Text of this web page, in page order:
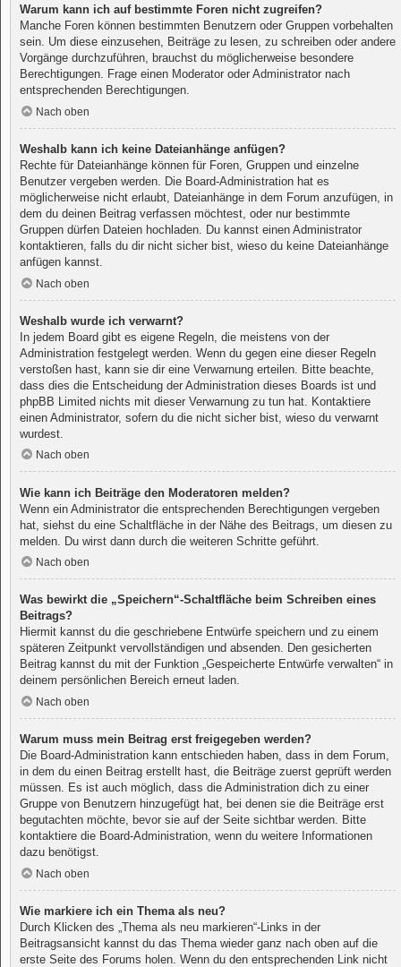
Warum kann ich auf bestimmte Foren nicht zugreifen?
Manche Foren können bestimmten Benutzern oder Gruppen vorbehalten
sein. Um diese einzusehen, Beiträge zu lesen, zu schreiben oder andere
Vorgänge durchzuführen, brauchst du möglicherweise besondere
Berechtigungen. Frage einen Moderator oder Administrator nach
entsprechenden Berechtigungen.
Nach oben
Weshalb kann ich keine Dateianhänge anfügen?
Rechte für Dateianhänge können für Foren, Gruppen und einzelne
Benutzer vergeben werden. Die Board-Administration hat es
möglicherweise nicht erlaubt, Dateianhänge in dem Forum anzufügen, in
dem du deinen Beitrag verfassen möchtest, oder nur bestimmte
Gruppen dürfen Dateien hochladen. Du kannst einen Administrator
kontaktieren, falls du dir nicht sicher bist, wieso du keine Dateianhänge
anfügen kannst.
Nach oben
Weshalb wurde ich verwarnt?
In jedem Board gibt es eigene Regeln, die meistens von der
Administration festgelegt werden. Wenn du gegen eine dieser Regeln
verstoßen hast, kann sie dir eine Verwarnung erteilen. Bitte beachte,
dass dies die Entscheidung der Administration dieses Boards ist und
phpBB Limited nichts mit dieser Verwarnung zu tun hat. Kontaktiere
einen Administrator, sofern du die nicht sicher bist, wieso du verwarnt
wurdest.
Nach oben
Wie kann ich Beiträge den Moderatoren melden?
Wenn ein Administrator die entsprechenden Berechtigungen vergeben
hat, siehst du eine Schaltfläche in der Nähe des Beitrags, um diesen zu
melden. Du wirst dann durch die weiteren Schritte geführt.
Nach oben
Was bewirkt die „Speichern“-Schaltfläche beim Schreiben eines
Beitrags?
Hiermit kannst du die geschriebene Entwürfe speichern und zu einem
späteren Zeitpunkt vervollständigen und absenden. Den gesicherten
Beitrag kannst du mit der Funktion „Gespeicherte Entwürfe verwalten“ in
deinem persönlichen Bereich erneut laden.
Nach oben
Warum muss mein Beitrag erst freigegeben werden?
Die Board-Administration kann entschieden haben, dass in dem Forum,
in dem du einen Beitrag erstellt hast, die Beiträge zuerst geprüft werden
müssen. Es ist auch möglich, dass die Administration dich zu einer
Gruppe von Benutzern hinzugefügt hat, bei denen sie die Beiträge erst
begutachten möchte, bevor sie auf der Seite sichtbar werden. Bitte
kontaktiere die Board-Administration, wenn du weitere Informationen
dazu benötigst.
Nach oben
Wie markiere ich ein Thema als neu?
Durch Klicken des „Thema als neu markieren“-Links in der
Beitragsansicht kannst du das Thema wieder ganz nach oben auf die
erste Seite des Forums holen. Wenn du den entsprechenden Link nicht